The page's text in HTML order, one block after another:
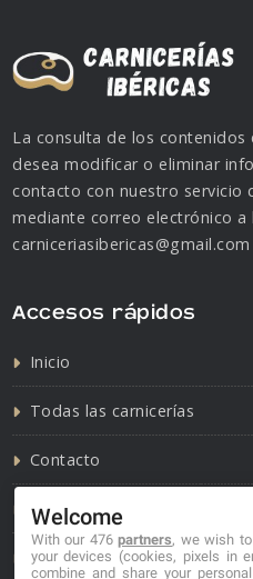
La consulta de los
desea modificar o eliminar
contacto con nuestro servicio
mediante correo electrónico a
carniceriasibericas@gmail.com
Accesos rápidos
Inicio
Todas las carnicerías
Contacto
Política de cookies
Política de privacidad
Welcome
With our 476partners, we wish
your devices (cookies, pixels in
combine and share your